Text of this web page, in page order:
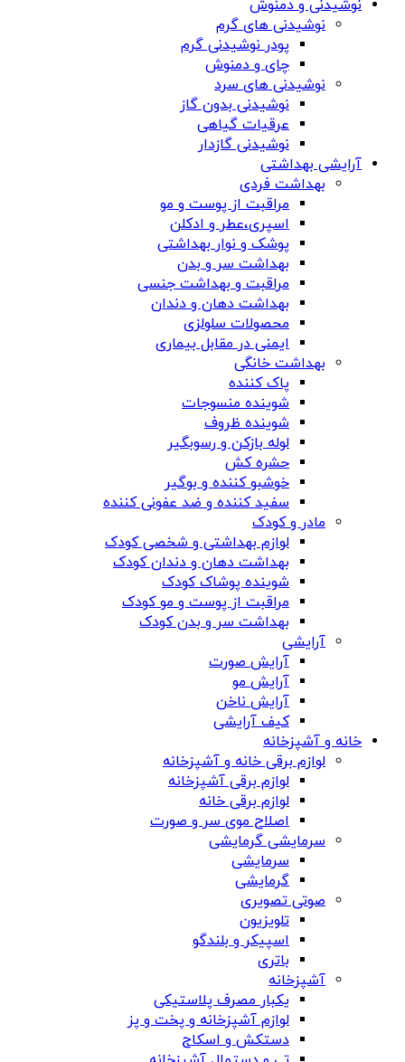
نوشیدنی و دمنوش
نوشیدنی های گرم
پودر نوشیدنی گرم
چای و دمنوش
نوشیدنی های سرد
نوشیدنی بدون گاز
عرقیات گیاهی
نوشیدنی گازدار
آرایشی بهداشتی
بهداشت فردی
مراقبت از پوست و مو
اسپری،عطر و ادکلن
پوشک و نوار بهداشتی
بهداشت سر و بدن
مراقبت و بهداشت جنسی
بهداشت دهان و دندان
محصولات سلولزی
ایمنی در مقابل بیماری
بهداشت خانگی
پاک کننده
شوینده منسوجات
شوینده ظروف
لوله بازکن و رسوبگیر
حشره کش
خوشبو کننده و بوگیر
سفید کننده و ضد عفونی کننده
مادر و کودک
لوازم بهداشتی و شخصی کودک
بهداشت دهان و دندان کودک
شوینده پوشاک کودک
مراقبت از پوست و مو کودک
بهداشت سر و بدن کودک
آرایشی
آرایش صورت
آرایش مو
آرایش ناخن
کیف آرایشی
خانه و آشپزخانه
لوازم برقی خانه و آشپزخانه
لوازم برقی آشپزخانه
لوازم برقی خانه
اصلاح موی سر و صورت
سرمایشی گرمایشی
سرمایشی
گرمایشی
صوتی تصویری
تلویزیون
اسپیکر و بلندگو
باتری
آشپزخانه
یکبار مصرف پلاستیکی
لوازم آشپزخانه و پخت و پز
دستکش و اسکاج